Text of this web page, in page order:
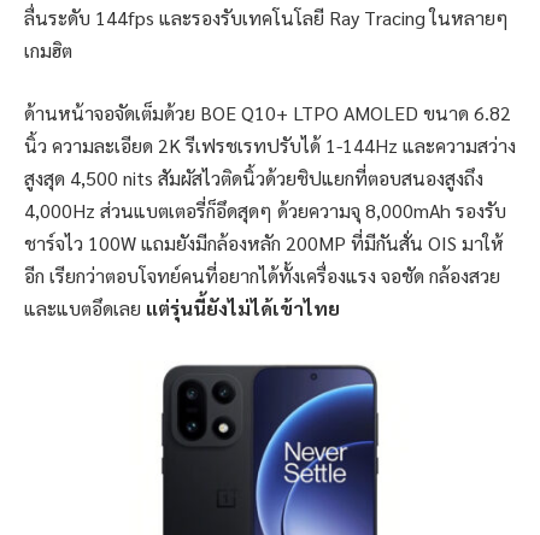
ลื่นระดับ 144fps และรองรับเทคโนโลยี Ray Tracing ในหลายๆ
เกมฮิต
ด้านหน้าจอจัดเต็มด้วย BOE Q10+ LTPO AMOLED ขนาด 6.82
นิ้ว ความละเอียด 2K รีเฟรชเรทปรับได้ 1-144Hz และความสว่าง
สูงสุด 4,500 nits สัมผัสไวติดนิ้วด้วยชิปแยกที่ตอบสนองสูงถึง
4,000Hz ส่วนแบตเตอรี่ก็อึดสุดๆ ด้วยความจุ 8,000mAh รองรับ
ชาร์จไว 100W แถมยังมีกล้องหลัก 200MP ที่มีกันสั่น OIS มาให้
อีก เรียกว่าตอบโจทย์คนที่อยากได้ทั้งเครื่องแรง จอชัด กล้องสวย
และแบตอึดเลย แต่รุ่นนี้ยังไม่ได้เข้าไทย